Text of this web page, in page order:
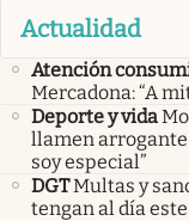
Actualidad
Atención
Mercadona: “A
Deporte y vida
llamen
soy especial”
DGTMultas y
tengan al día